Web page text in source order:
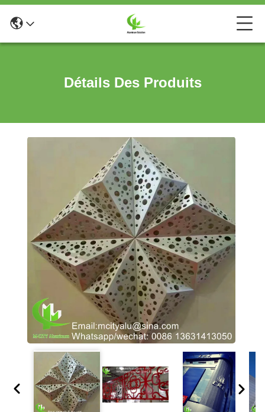
Détails Des Produits